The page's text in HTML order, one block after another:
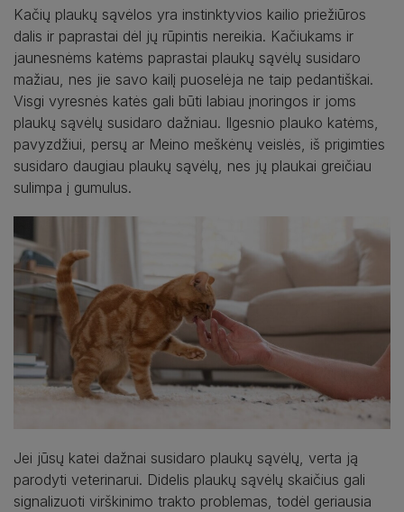
Kačių plaukų sąvėlos yra instinktyvios kailio priežiūros
dalis ir paprastai dėl jų rūpintis nereikia. Kačiukams ir
jaunesnėms katėms paprastai plaukų sąvėlų susidaro
mažiau, nes jie savo kailį puoselėja ne taip pedantiškai.
Visgi vyresnės katės gali būti labiau įnoringos ir joms
plaukų sąvėlų susidaro dažniau. Ilgesnio plauko katėms,
pavyzdžiui, persų ar Meino meškėnų veislės, iš prigimties
susidaro daugiau plaukų sąvėlų, nes jų plaukai greičiau
sulimpa į gumulus.
Jei jūsų katei dažnai susidaro plaukų sąvėlų, verta ją
parodyti veterinarui. Didelis plaukų sąvėlų skaičius gali
signalizuoti virškinimo trakto problemas, todėl geriausia